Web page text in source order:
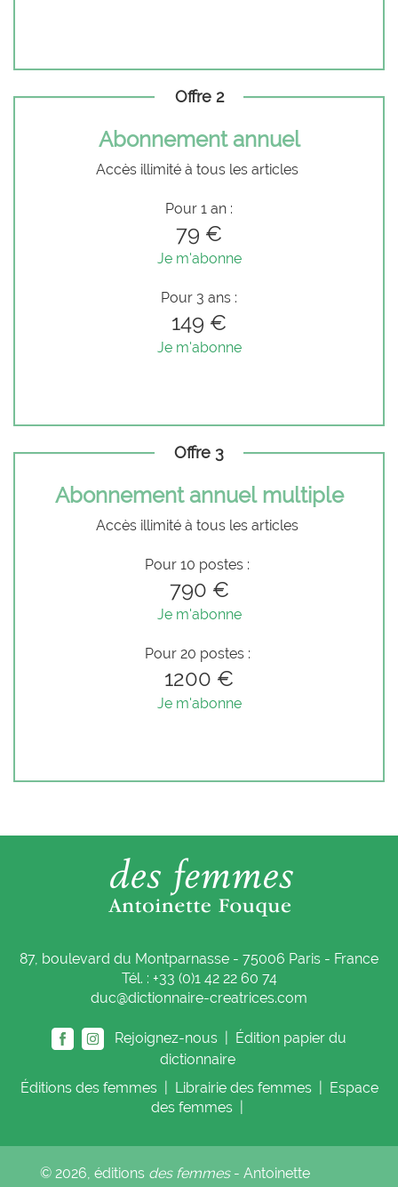
Offre 2
Abonnement annuel
Accès illimité à tous les articles
Pour 1 an :
79 €
Je m'abonne
Pour 3 ans :
149 €
Je m'abonne
Offre 3
Abonnement annuel multiple
Accès illimité à tous les articles
Pour 10 postes :
790 €
Je m'abonne
Pour 20 postes :
1200 €
Je m'abonne
87, boulevard du Montparnasse - 75006 Paris - France
Tél. : +33 (0)1 42 22 60 74
duc@dictionnaire-creatrices.com
Rejoignez-nous |
Édition papier du
dictionnaire
Éditions des femmes Librairie des femmes
Espace
des femmes
© 2026, éditions des femmes- Antoinette